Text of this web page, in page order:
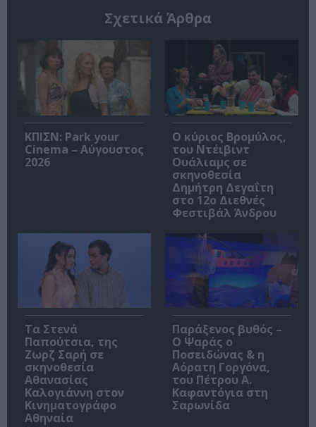
Σχετικά Άρθρα
ΚΠΙΣΝ: Park your
Cinema – Αύγουστος
2026
O κύριος Βρομύλος,
του Ντέιβιντ
Ουάλιαμς σε
σκηνοθεσία
Δημήτρη Δεγαΐτη
στο 12ο Διεθνές
Φεστιβάλ Άνδρου
Τα Στενά
Παπούτσια, της
Ζωρζ Σαρή σε
σκηνοθεσία
Αθανασίας
Καλογιάννη στον
Κινηματογράφο
Αθηναία
Παράξενος βυθός –
Ο Ψαράς ο
Ποσειδώνας & η
Αόρατη Γοργόνα,
του Πέτρου Α.
Καφαντόγια στη
Σαρωνίδα